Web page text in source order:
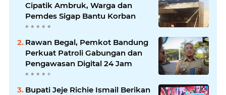
Cipatik Ambruk, Warga dan
Pemdes Sigap Bantu Korban
Rawan Begal, Pemkot Bandung
Perkuat Patroli Gabungan dan
Pengawasan Digital 24 Jam
Bupati Jeje Richie Ismail Berikan